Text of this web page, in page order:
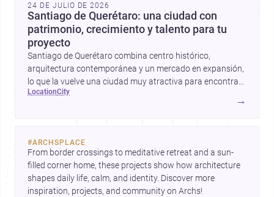
24 DE JULIO DE 2026
Santiago de Querétaro: una ciudad con
patrimonio, crecimiento y talento para tu
proyecto
Santiago de Querétaro combina centro histórico,
arquitectura contemporánea y un mercado en expansión,
lo que la vuelve una ciudad muy atractiva para encontrar
arquitectos y constructores.
location city
→
#ARCHSPLACE
From border crossings to meditative retreat and a sun-
filled corner home, these projects show how architecture
shapes daily life, calm, and identity. Discover more
inspiration, projects, and community on Archs!